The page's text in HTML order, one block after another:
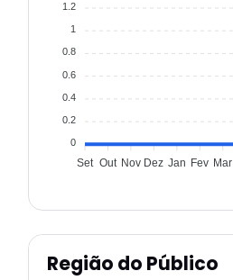
1.2
1
0.8
0.6
0.4
0.2
0
Set Out Nov Dez Jan Fev Mar
Região do Público